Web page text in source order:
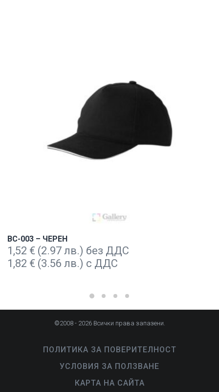
BC-003 – ЧЕРЕН
1,52 € (2.97 лв.) без ДДС
1,82 € (3.56 лв.) с ДДС
©2008 - 2026 Всички права запазени.
ПОЛИТИКА ЗА ПОВЕРИТЕЛНОСТ
УСЛОВИЯ ЗА ПОЛЗВАНЕ
КАРТА НА САЙТА